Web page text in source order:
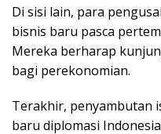
Di sisi lain, para
bisnis baru pasca
Mereka berharap
bagi perekonomian.
Terakhir, penyambutan
baru diplomasi